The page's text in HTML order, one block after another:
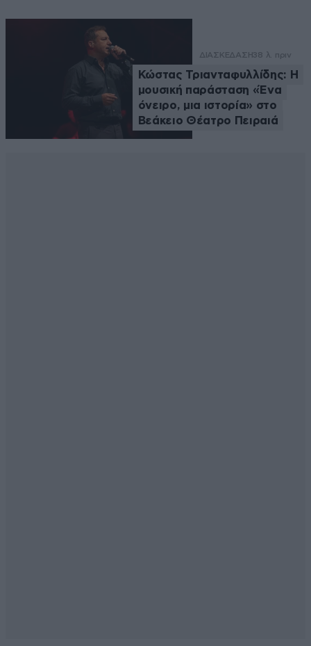
ΔΙΑΣΚΕΔΑΣΗ38 λ. πριν
Κώστας Τριανταφυλλίδης: Η
μουσική παράσταση «Ένα
όνειρο, μια ιστορία» στο
Βεάκειο Θέατρο Πειραιά